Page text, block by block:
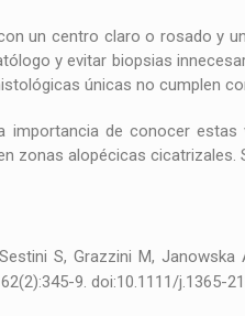
un centro claro o rosado y
y evitar biopsias
únicas no cumplen
importancia de conocer
zonas alopécicas
S, Grazzini M,
9. doi:10.1111/j.1365-